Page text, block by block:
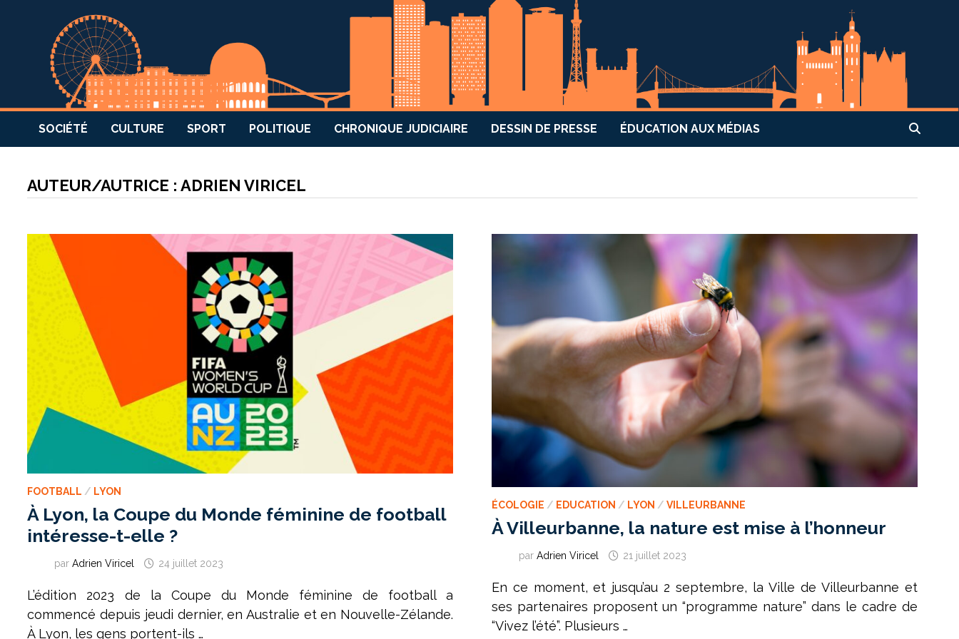
SOCIÉTÉ CULTURE SPORT POLITIQUE CHRONIQUE JUDICIAIRE DESSIN DE PRESSE ÉDUCATION AUX MÉDIAS
AUTEUR/AUTRICE :ADRIEN VIRICEL
FOOTBALL / LYON
À Lyon, la Coupe du Monde féminine de football
intéresse-t-elle ?
parAdrien Viricel 24 juillet 2023
L’édition 2023 de la Coupe du Monde féminine de football a
commencé depuis jeudi dernier, en Australie et en Nouvelle-Zélande.
À Lyon, les gens portent-ils …
ÉCOLOGIE / EDUCATION / LYON / VILLEURBANNE
À Villeurbanne, la nature est mise à l’honneur
par Adrien Viricel 21 juillet 2023
En ce moment, et jusqu’au 2 septembre, la Ville de Villeurbanne et
ses partenaires proposent un “programme nature” dans le cadre de
“Vivez l’été”. Plusieurs …